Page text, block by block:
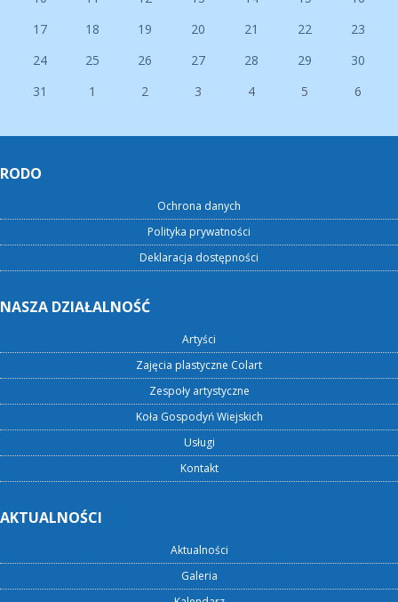
17
18 19 20 21 22
23
24
25 26 27 28 29
30
31
1 2 3 4 5 6
RODO
Ochrona danych
Polityka prywatności
Deklaracja dostępności
NASZA DZIAŁALNOŚĆ
Artyści
Zajęcia plastyczne Colart
Zespoły artystyczne
Koła Gospodyń Wiejskich
Usługi
Kontakt
AKTUALNOŚCI
Aktualności
Galeria